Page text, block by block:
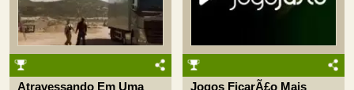
Atravessando Em Uma
Jogos FicarÃ£o Mais